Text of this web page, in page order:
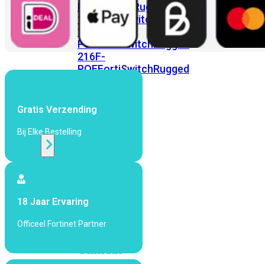
FortiSwitchRugged
108F FortiSwitchRugged
112F-
POEFortiSwitchRugged
216F-
POEFortiSwitchRugged
WiFi
bekijken
Wi-
Generatie
Gratis Verzending
Bij Elke Bestelling
18 Jaar Ervaring
Officeel Fortinet Partner